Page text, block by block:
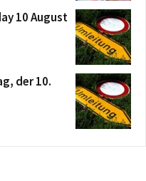
10 August
der 10.